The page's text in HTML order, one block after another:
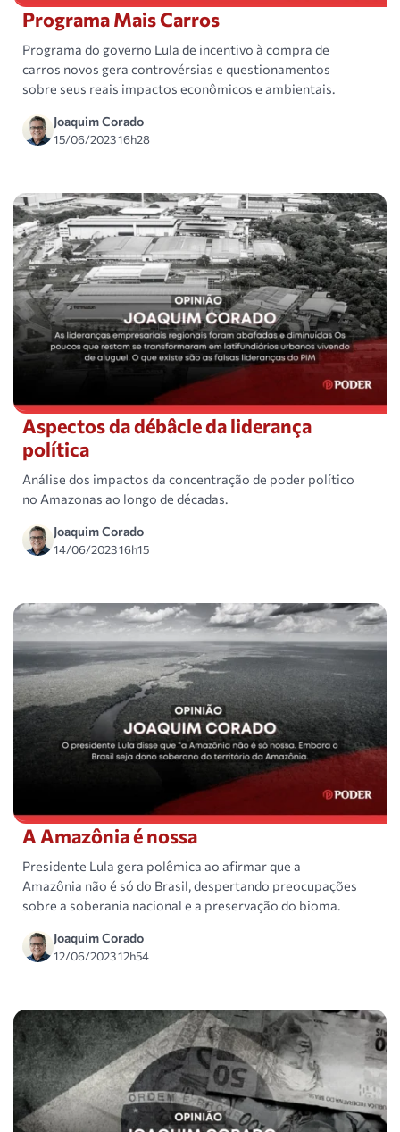
Programa Mais Carros
Programa do governo Lula de incentivo à compra de
carros novos gera controvérsias e questionamentos
sobre seus reais impactos econômicos e ambientais.
Joaquim Corado
15/06/2023 16h28
Aspectos da débâcle da liderança
política
Análise dos impactos da concentração de poder político
no Amazonas ao longo de décadas.
Joaquim Corado
14/06/2023 16h15
A Amazônia é nossa
Presidente Lula gera polêmica ao afirmar que a
Amazônia não é só do Brasil, despertando preocupações
sobre a soberania nacional e a preservação do bioma.
Joaquim Corado
12/06/2023 12h54